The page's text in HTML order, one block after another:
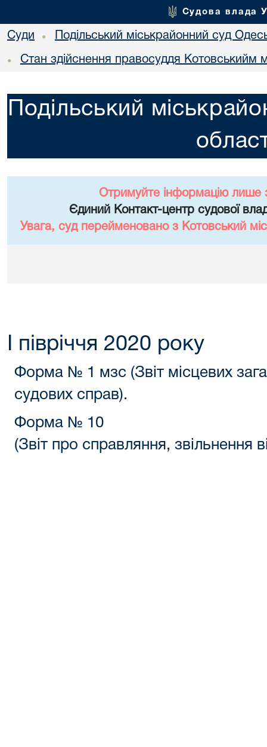
Судова влада
Суди • Подільський міськрайонний суд
• Стан здійснення правосуддя Котовськийм
Подільський
Отримуйте інформацію лише
Єдиний Контакт-центр судової
Увага, суд перейменовано з Котовський
І півріччя 2020 року
Форма № 1 мзс (Звіт місцевих
судових справ).
Форма № 10
(Звіт про справляння, звільнення